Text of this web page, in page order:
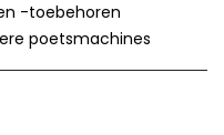
-toebehoren
poetsmachines